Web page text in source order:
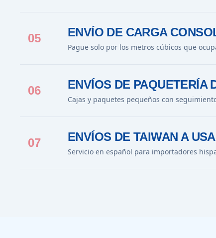
05 ENVÍO DE CARGA
Pague solo por los metros cúbicos que
06 ENVÍOS DE PAQUETERÍA
Cajas y paquetes pequeños con
07 ENVÍOS DE TAIWAN A
Servicio en español para importadores